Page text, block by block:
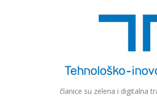
članice su zelena i digitalna